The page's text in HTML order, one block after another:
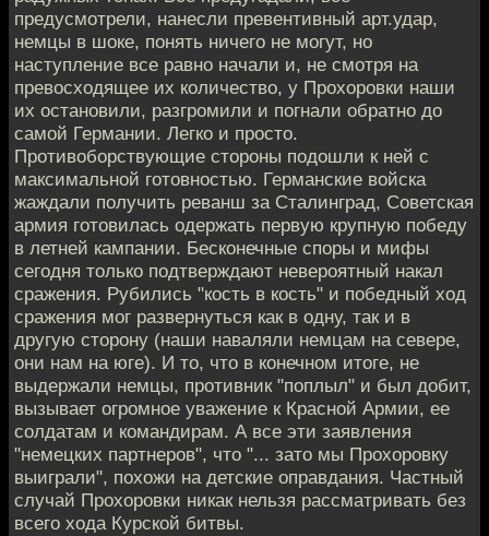
предусмотрели, нанесли превентивный арт.удар,
немцы в шоке, понять ничего не могут, но
наступление все равно начали и, не смотря на
превосходящее их количество, у Прохоровки наши
их остановили, разгромили и погнали обратно до
самой Германии. Легко и просто.
Противоборствующие стороны подошли к ней с
максимальной готовностью. Германские войска
жаждали получить реванш за Сталинград, Советская
армия готовилась одержать первую крупную победу
в летней кампании. Бесконечные споры и мифы
сегодня только подтверждают невероятный накал
сражения. Рубились "кость в кость" и победный ход
сражения мог развернуться как в одну, так и в
другую сторону (наши наваляли немцам на севере,
они нам на юге). И то, что в конечном итоге, не
выдержали немцы, противник "поплыл" и был добит,
вызывает огромное уважение к Красной Армии, ее
солдатам и командирам. А все эти заявления
"немецких партнеров", что "... зато мы Прохоровку
выиграли", похожи на детские оправдания. Частный
случай Прохоровки никак нельзя рассматривать без
всего хода Курской битвы.